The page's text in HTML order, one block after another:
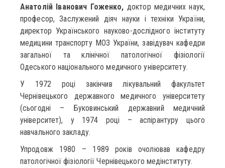
Анатолій Іванович Гоженко, доктор медичних наук,
професор, Заслужений діяч науки і техніки України,
директор Українського науково-дослідного інституту
медицини транспорту МОЗ України, завідувач кафедри
загальної та клінічної патологічної фізіології
Одеського національного медичного університету.
У 1972 році закінчив лікувальний факультет
Чернівецького державного медичного університету
(сьогодні – Буковинський державний медичний
університет), у 1974 році – аспірантуру цього
навчального закладу.
Упродовж 1980 – 1989 років очолював кафедру
патологічної фізіології Чернівецького медінституту.